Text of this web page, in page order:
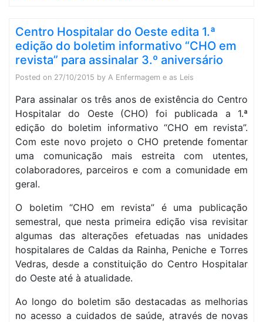
Centro Hospitalar do Oeste edita 1.ª
edição do boletim informativo “CHO em
revista” para assinalar 3.º aniversário
Posted on 27/10/2015 by A Enfermagem e as Leis
Para assinalar os três anos de existência do Centro
Hospitalar do Oeste (CHO) foi publicada a 1.ª
edição do boletim informativo “CHO em revista”.
Com este novo projeto o CHO pretende fomentar
uma comunicação mais estreita com utentes,
colaboradores, parceiros e com a comunidade em
geral.
O boletim “CHO em revista” é uma publicação
semestral, que nesta primeira edição visa revisitar
algumas das alterações efetuadas nas unidades
hospitalares de Caldas da Rainha, Peniche e Torres
Vedras, desde a constituição do Centro Hospitalar
do Oeste até à atualidade.
Ao longo do boletim são destacadas as melhorias
no acesso a cuidados de saúde, através de novas